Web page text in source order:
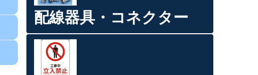
配線器具・コネクター